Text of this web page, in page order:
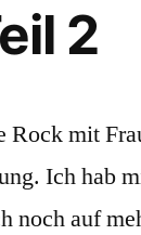
2
Rock mit
Ich hab
noch auf